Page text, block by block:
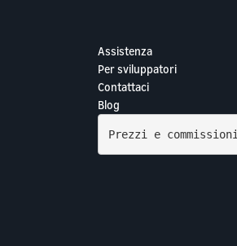
Assistenza
Per sviluppatori
Contattaci
Blog
Prezzi e commissioni